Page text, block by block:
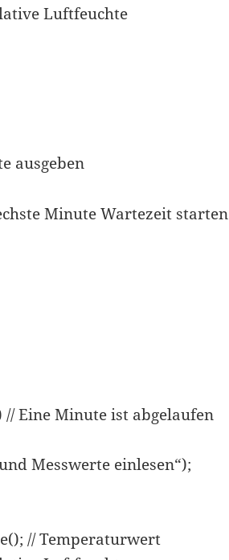
Luftfeuchte
ausgeben
Minute Wartezeit starten
Eine Minute ist abgelaufen
Messwerte einlesen“);
// Temperaturwert